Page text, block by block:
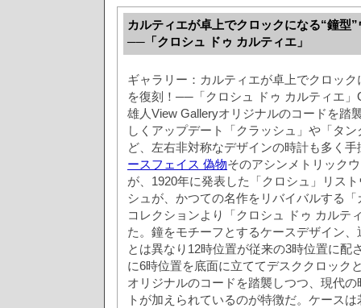
カルティエが卓上でクロックになる“鐘型
──「クロシュ ドゥ カルティエ」
ギャラリー：カルティエが卓上でクロック
を復刻！──「クロシュ ドゥ カルティエ」
雄人View Galleryオリジナルのコードを踏
しくアップデート「クラッシュ」や「タ
ど、左右非対称なデザインの時計も多く
ースフェイス 偽物そのアシンメトリック
が、1920年に発表した「クロシュ」リス
シュが、かつての名作をリバイバルする
コレクションより「クロシュ ドゥ カルテ
た。鐘をモチーフとするケースデザイン
とは異なり12時位置が従来の3時位置に配
に6時位置を底面に立ててデスククロック
オリジナルのコードを踏襲しつつ、現代
トが加えられているのが特徴だ。ケース